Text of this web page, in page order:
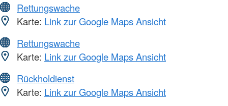
Rettungswache
Karte: Link zur Google Maps Ansicht
Rettungswache
Karte: Link zur Google Maps Ansicht
Rückholdienst
Karte: Link zur Google Maps Ansicht